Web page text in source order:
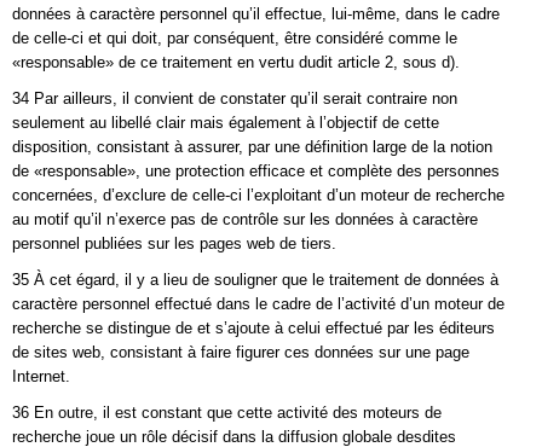
données à caractère personnel qu’il effectue, lui-même, dans le cadre
de celle-ci et qui doit, par conséquent, être considéré comme le
«responsable» de ce traitement en vertu dudit article 2, sous d).
34 Par ailleurs, il convient de constater qu’il serait contraire non
seulement au libellé clair mais également à l’objectif de cette
disposition, consistant à assurer, par une définition large de la notion
de «responsable», une protection efficace et complète des personnes
concernées, d’exclure de celle-ci l’exploitant d’un moteur de recherche
au motif qu’il n’exerce pas de contrôle sur les données à caractère
personnel publiées sur les pages web de tiers.
35 À cet égard, il y a lieu de souligner que le traitement de données à
caractère personnel effectué dans le cadre de l’activité d’un moteur de
recherche se distingue de et s’ajoute à celui effectué par les éditeurs
de sites web, consistant à faire figurer ces données sur une page
Internet.
36 En outre, il est constant que cette activité des moteurs de
recherche joue un rôle décisif dans la diffusion globale desdites